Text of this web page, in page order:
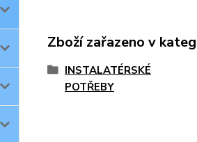
Zboží zařazeno v
INSTALATÉRSKÉ
POTŘEBY